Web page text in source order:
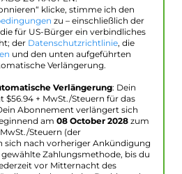
klicke, stimme ich den
zu – einschließlich der
für US-Bürger ein verbindliches
der Datenschutzrichtlinie, die
und den unten aufgeführten
Verlängerung.
Verlängerung: Dein
$56.94 + MwSt./Steuern für das
Abonnement verlängert sich
am 08 October 2028 zum
MwSt./Steuern (der
sich nach vorheriger Ankündigung
Zahlungsmethode, bis du
vor Mitternacht des